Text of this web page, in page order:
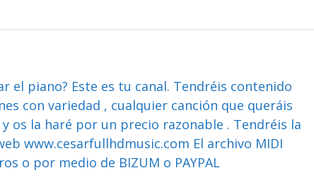
el piano? Este es tu canal. Tendréis contenido
con variedad , cualquier canción que queráis
os la haré por un precio razonable . Tendréis la
www.cesarfullhdmusic.com El archivo MIDI
o por medio de BIZUM o PAYPAL